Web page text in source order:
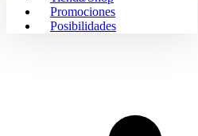
Promociones
Posibilidades